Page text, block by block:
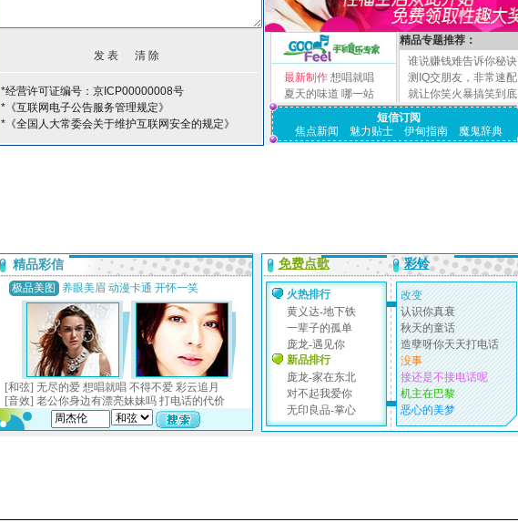
*经营许可证编号：京ICP00000008号
*《互联网电子公告服务管理规定》
*《全国人大常委会关于维护互联网安全的规定》
最新制作 想唱就唱
夏天的味道 哪一站
精品专题推荐：
谁说赚钱难告诉你秘诀
测IQ交朋友，非常速配
就让你笑火暴搞笑到底
短信订阅
焦点新闻
魅力贴士 伊甸指南 魔鬼辞典